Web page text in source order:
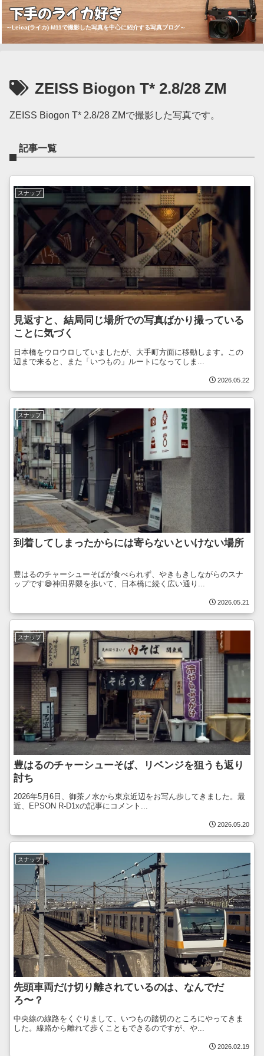
下手のライカ好き
～Leica(ライカ) M11で撮影した写真を中心に紹介する写真ブログ～
ZEISS Biogon T* 2.8/28 ZM
ZEISS Biogon T* 2.8/28 ZMで撮影した写真です。
記事一覧
スナップ
見返すと、結局同じ場所での写真ばかり撮っている
ことに気づく
日本橋をウロウロしていましたが、大手町方面に移動します。この
辺まで来ると、また「いつもの」ルートになってしま...
2026.05.22
スナップ
到着してしまったからには寄らないといけない場所
豊はるのチャーシューそばが食べられず、やきもきしながらのスナ
ップです😅神田界隈を歩いて、日本橋に続く広い通り...
2026.05.21
スナップ
豊はるのチャーシューそば、リベンジを狙うも返り
討ち
2026年5月6日、御茶ノ水から東京近辺をお写ん歩してきました。最
近、EPSON R-D1xの記事にコメント...
2026.05.20
スナップ
先頭車両だけ切り離されているのは、なんでだ
ろ〜？
中央線の線路をくぐりまして、いつもの踏切のところにやってきま
した。線路から離れて歩くこともできるのですが、や...
2026.02.19